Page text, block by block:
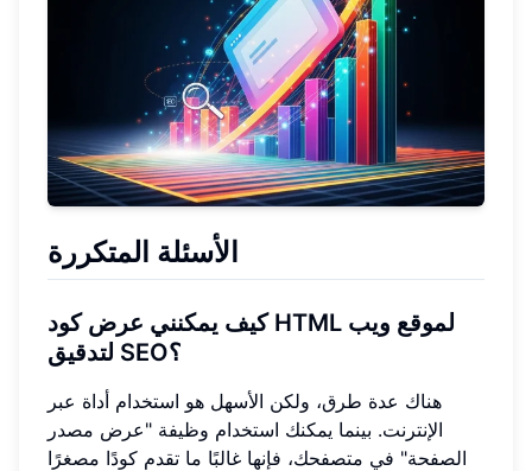
الأسئلة المتكررة
كيف يمكنني عرض كود HTML لموقع ويب
لتدقيق SEO؟
هناك عدة طرق، ولكن الأسهل هو استخدام أداة عبر
الإنترنت. بينما يمكنك استخدام وظيفة "عرض مصدر
الصفحة" في متصفحك، فإنها غالبًا ما تقدم كودًا مصغرًا